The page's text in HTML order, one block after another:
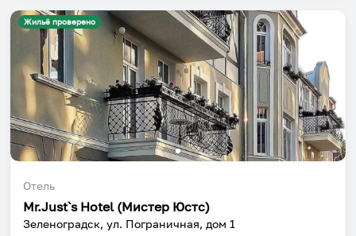
Жильё проверено
Отель
Mr.Just`s Hotel (Мистер Юстс)
Зеленоградск, ул. Пограничная, дом 1